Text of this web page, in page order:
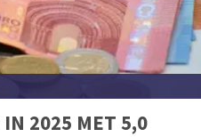
IN 2025 MET 5,0